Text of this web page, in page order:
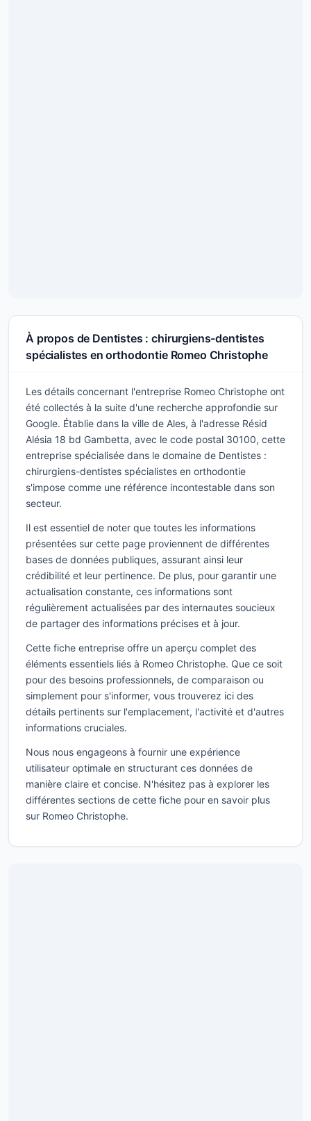
À propos de Dentistes : chirurgiens-dentistes
spécialistes en orthodontie Romeo Christophe
Les détails concernant l'entreprise Romeo Christophe ont
été collectés à la suite d'une recherche approfondie sur
Google. Établie dans la ville de Ales, à l'adresse Résid
Alésia 18 bd Gambetta, avec le code postal 30100, cette
entreprise spécialisée dans le domaine de Dentistes :
chirurgiens-dentistes spécialistes en orthodontie
s'impose comme une référence incontestable dans son
secteur.
Il est essentiel de noter que toutes les informations
présentées sur cette page proviennent de différentes
bases de données publiques, assurant ainsi leur
crédibilité et leur pertinence. De plus, pour garantir une
actualisation constante, ces informations sont
régulièrement actualisées par des internautes soucieux
de partager des informations précises et à jour.
Cette fiche entreprise offre un aperçu complet des
éléments essentiels liés à Romeo Christophe. Que ce soit
pour des besoins professionnels, de comparaison ou
simplement pour s'informer, vous trouverez ici des
détails pertinents sur l'emplacement, l'activité et d'autres
informations cruciales.
Nous nous engageons à fournir une expérience
utilisateur optimale en structurant ces données de
manière claire et concise. N'hésitez pas à explorer les
différentes sections de cette fiche pour en savoir plus
sur Romeo Christophe.